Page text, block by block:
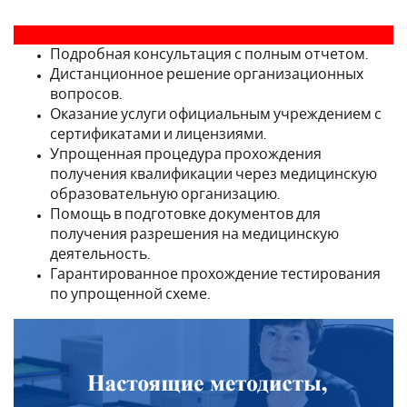
Подробная консультация с полным отчетом.
Дистанционное решение организационных
вопросов.
Оказание услуги официальным учреждением с
сертификатами и лицензиями.
Упрощенная процедура прохождения
получения квалификации через медицинскую
образовательную организацию.
Помощь в подготовке документов для
получения разрешения на медицинскую
деятельность.
Гарантированное прохождение тестирования
по упрощенной схеме.